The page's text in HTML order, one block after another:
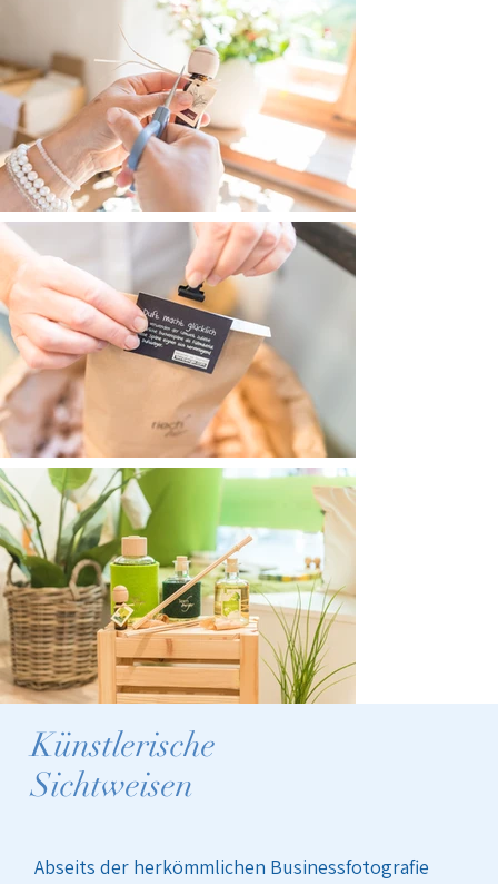
Künstlerische
Sichtweisen
Abseits der herkömmlichen Businessfotografie